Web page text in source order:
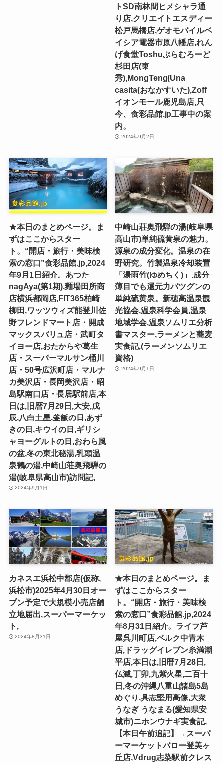
トSD南林間ヒメシャラ通
り店,クリエイトエスディー
松戸馬橋店,ゲオモバイルベ
イシア電器市原八幡店,れん
げ食堂Toshuぷらむろーど
杉田店(東
秀),MongTeng(Una
casita(おなかすいた),Zoff
イオンモール鹿児島店,只
今、食彩品館.jp工事中の案
内。
2024年9月2日
★本日のまとめページ。ま
ずはここからスター
ト。“開店・旅行・美味検
索の窓口”食彩品館.jp,2024
年9月1日紹介。あつた
nagAya(第1期),麺場田所商
店横浜都岡店,FIT365柏崎
柳田,ワッツウィズ能登川佐
野フレンドマート店・開成
マックスバリュ店・武町タ
イヨー店,おたからや葛生
店・スーパーマルサン桶川
店・50号広沢町店・マルナ
カ美沢店・長岡美沢店・昭
島駅南口店・長居駅前店,本
日は,旧暦7月29日,大安,戊
辰,八白土星,釜飯の日,あず
きの日,キウイの日,ギリシ
ャヨーグルトの日,おわら風
の盆,冬の東北秘湯,乳頭温
泉鶴の湯,中崎山荘奥飛騨の
湯(岐阜県高山市)訪問記,
2024年9月1日
中崎山荘奥飛騨の湯(岐阜県
高山市)単純硫黄泉の魅力。
源泉の成分変化。温泉の在
野研究。竹製温泉冷却装置
「湯雨竹(ゆめちく)」,成分
薄目でも還元力バツグンの
単純硫黄泉。新穂高温泉観
光協会,温泉科学会員,温泉
地域学会,温泉ソムリエ分析
書マスター,ラーメンと蕎麦
実食記,(ラーメンソムリエ
資格)
2024年9月1日
カネスエ浜松中郡店(仮称,
浜松市)2025年4月30日オー
プン予定で大規模小売店舗
立地届出,スーパーマーケッ
ト,
2024年8月31日
★本日のまとめページ。ま
ずはここからスター
ト。“開店・旅行・美味検
索の窓口”食彩品館.jp,2024
年8月31日紹介。ライフ芦
屋呉川町店,ベルク中青木
店,ドラッグイレブン糸満潮
平店,本日は,旧暦7月28日,
仏滅,丁卯,九紫火星,二百十
日,冬の沖縄八重山諸島5島
めぐり,具志堅用高像,大衆
うなぎ うなまる(愛知県安
城市)ニホンウナギ実食記,
【本日午前追記】→スーパ
ーマーケットバロー登美ヶ
丘店,Vdrug志染駅前クレス